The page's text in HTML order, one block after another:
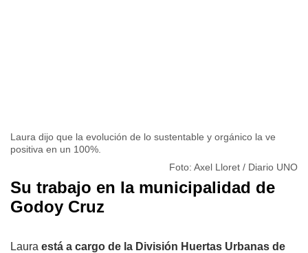
Laura dijo que la evolución de lo sustentable y orgánico la ve
positiva en un 100%.
Foto: Axel Lloret / Diario UNO
Su trabajo en la municipalidad de
Godoy Cruz
Laura está a cargo de la División Huertas Urbanas de